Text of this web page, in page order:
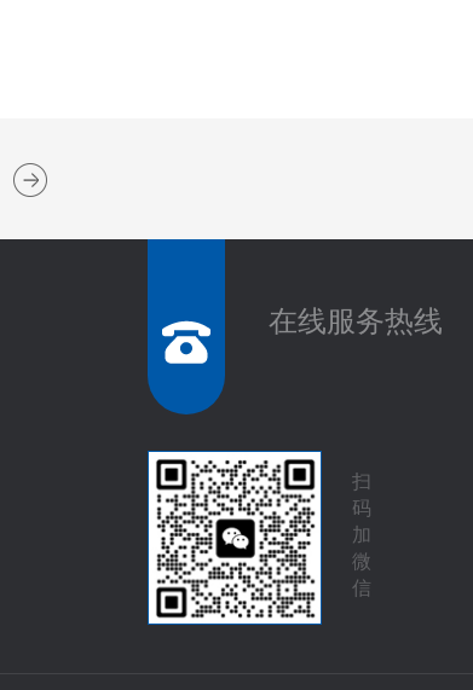
在线服务热线
扫
码
加
微
信